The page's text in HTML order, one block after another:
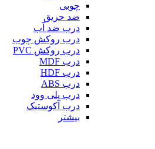
چوبی
ضد حریق
درب ضد آب
درب روکش چوب
درب روکش PVC
درب MDF
درب HDF
درب ABS
درب پلی وود
درب آکوستیک
بیشتر